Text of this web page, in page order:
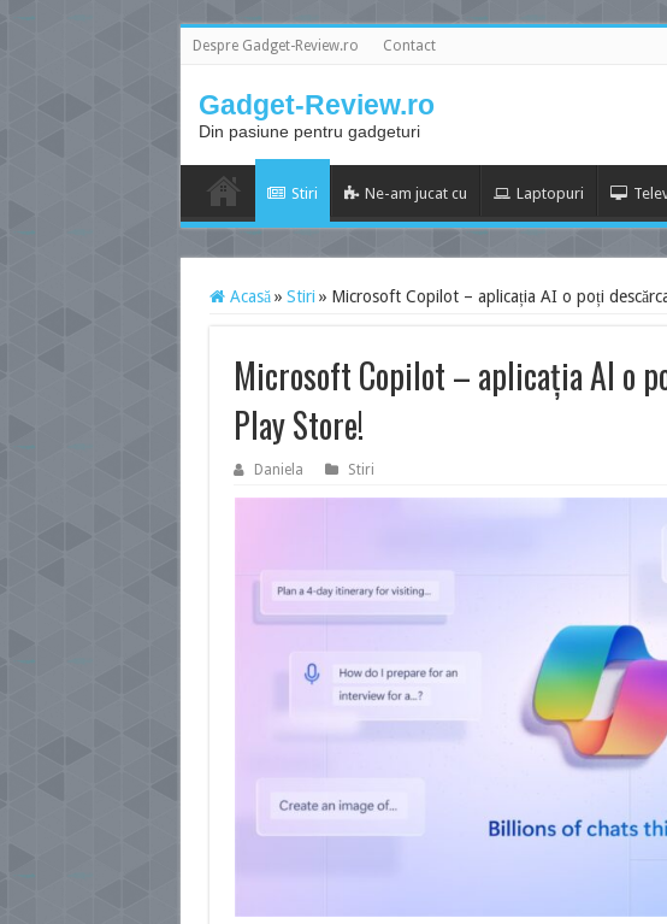
Despre Gadget-Review.ro Contact
Gadget-Review.ro
Din pasiune pentru gadgeturi
Stiri Ne-am jucat cu Laptopuri
Acasă » Stiri » Microsoft Copilot – aplicația AI o poți
Microsoft Copilot – aplicația AI o
Play Store!
Daniela Stiri